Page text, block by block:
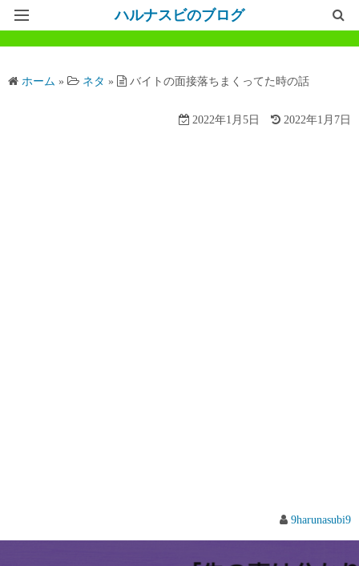
ハルナスビのブログ
記事一覧
ホームページ
ホーム » ネタ » バイトの面接落ちまくってた時の話
2022年1月5日 2022年1月7日
9harunasubi9